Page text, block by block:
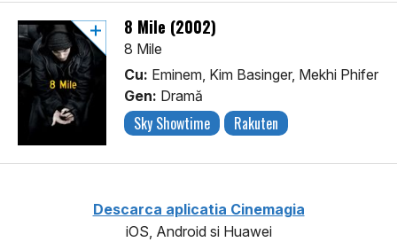
8 Mile (2002)
8 Mile
Cu: Eminem, Kim Basinger, Mekhi Phifer
Gen: Dramă
Sky Showtime Rakuten
Descarca aplicatia Cinemagia
iOS, Android si Huawei